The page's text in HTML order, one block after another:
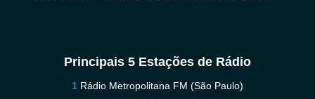
Principais 5 Estações de Rádio
Rádio Metropolitana FM (São Paulo)